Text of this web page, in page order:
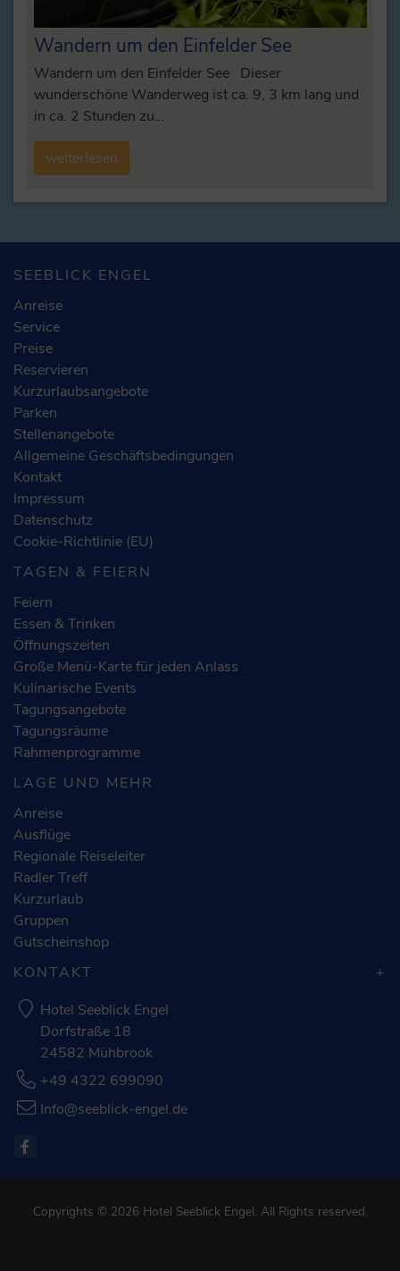
Wandern um den Einfelder See
Wandern um den Einfelder See Dieser
wunderschöne Wanderweg ist ca. 9, 3 km lang und
in ca. 2 Stunden zu…
weiterlesen
SEEBLICK ENGEL
Anreise
Service
Preise
Reservieren
Kurzurlaubsangebote
Parken
Stellenangebote
Allgemeine Geschäftsbedingungen
Kontakt
Impressum
Datenschutz
Cookie-Richtlinie (EU)
TAGEN & FEIERN
Feiern
Essen & Trinken
Öffnungszeiten
Große Menü-Karte für jeden Anlass
Kulinarische Events
Tagungsangebote
Tagungsräume
Rahmenprogramme
LAGE UND MEHR
Anreise
Ausflüge
Regionale Reiseleiter
Radler Treff
Kurzurlaub
Gruppen
Gutscheinshop
KONTAKT
Hotel Seeblick Engel
Dorfstraße 18
24582 Mühbrook
+49 4322 699090
Info@seeblick-engel.de
Copyrights © 2026 Hotel Seeblick Engel. All Rights reserved.